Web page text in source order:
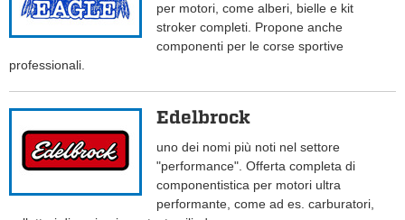
per motori, come alberi, bielle e kit
stroker completi. Propone anche
componenti per le corse sportive
professionali.
Edelbrock
uno dei nomi più noti nel settore
"performance". Offerta completa di
componentistica per motori ultra
performante, come ad es. carburatori,